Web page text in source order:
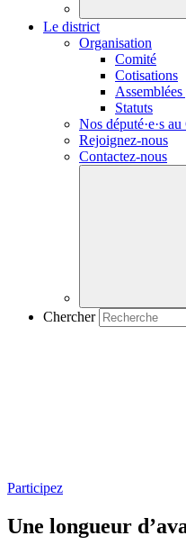
Le district
Organisation
Comité
Cotisations
Assemblées
Statuts
Nos député·e·s au
Rejoignez-nous
Contactez-nous
Chercher
Participez
Une longueur